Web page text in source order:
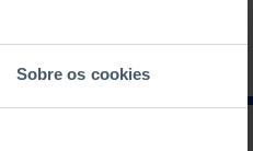
Sobre os cookies